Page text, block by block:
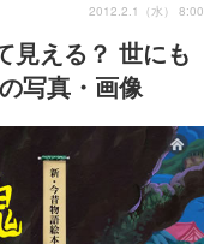
見える？ 世にも
写真・画像
2012.2.1（水） 8:00